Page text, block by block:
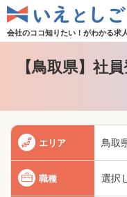
会社のココ知りたい！がわかる求
【鳥取県】社
エリア 鳥取
職種 選択